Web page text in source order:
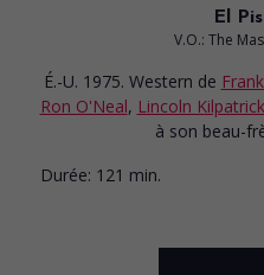
El
V.O.: The
É.-U. 1975. Western de
Ron O'Neal, Lincoln Kilpatrick
à son beau-
Durée: 121 min.